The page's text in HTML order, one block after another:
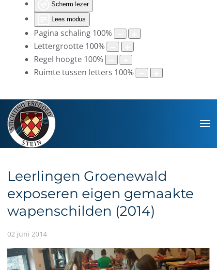
Scherm lezer
Lees modus
Pagina schaling 100%
Lettergrootte 100%
Regel hoogte 100%
Ruimte tussen letters 100%
Leerlingen Groenewald
exposeren eigen gemaakte
wapenschilden (2014)
02 juni 2014